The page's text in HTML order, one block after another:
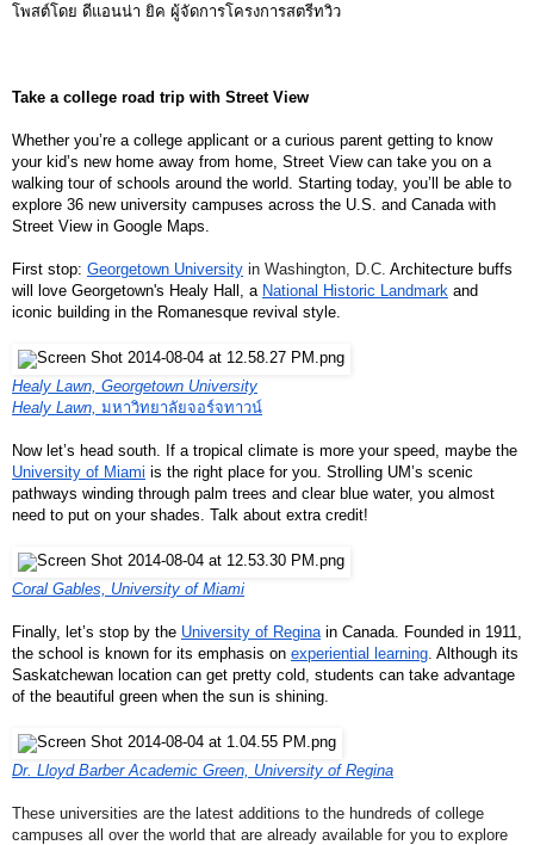
โพสต์โดย ดีแอนน่า ยิค ผู้จัดการโครงการสตรีทวิว
Take a college road trip with Street View
Whether you’re a college applicant or a curious parent getting to know
your kid’s new home away from home, Street View can take you on a
walking tour of schools around the world. Starting today, you’ll be able to
explore 36 new university campuses across the U.S. and Canada with
Street View in Google Maps.
First stop: Georgetown University in Washington, D.C. Architecture buffs
will love Georgetown's Healy Hall, a National Historic Landmark and
iconic building in the Romanesque revival style.
Healy Lawn, Georgetown University
Healy Lawn, มหาวิทยาลัยจอร์จทาวน์
University of Miami is the right place for you. Strolling UM’s scenic
pathways winding through palm trees and clear blue water, you almost
need to put on your shades. Talk about extra credit!
Coral Gables, University of Miami
Finally, let’s stop by the University of Regina in Canada. Founded in 1911,
the school is known for its emphasis on experiential learning Although its
Saskatchewan location can get pretty cold, students can take advantage
of the beautiful green when the sun is shining.
Dr. Lloyd Barber Academic Green, University of Regina
These universities are the latest additions to the hundreds of college
campuses all over the world that are already available for you to explore